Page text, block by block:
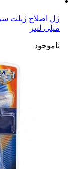
میلی لیتر
ناموجود